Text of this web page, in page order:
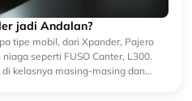
jadi Andalan?
tipe mobil, dari Xpander, Pajero
seperti FUSO Canter, L300.
kelasnya masing-masing dan